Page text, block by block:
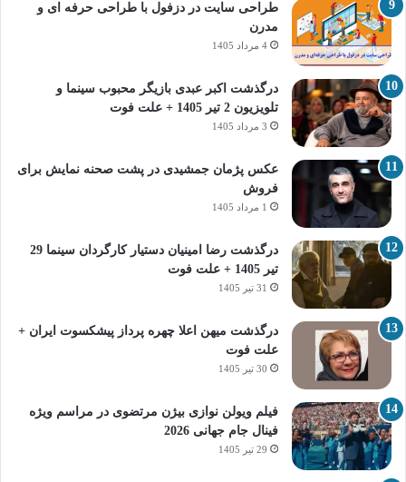
طراحی سایت در دزفول با طراحی حرفه‌ ای و
مدرن
4 مرداد 1405
درگذشت اکبر عبدی بازیگر محبوب سینما و
تلویزیون 2 تیر 1405 + علت فوت
3 مرداد 1405
عکس پژمان جمشیدی در پشت صحنه نمایش برای
فروش
1 مرداد 1405
درگذشت رضا امینیان دستیار کارگردان سینما 29
تیر 1405 + علت فوت
31 تیر 1405
درگذشت میهن اعلا چهره پرداز پیشکسوت ایران +
علت فوت
30 تیر 1405
فیلم ویولن نوازی بیژن مرتضوی در مراسم ویژه
فینال جام جهانی 2026
29 تیر 1405